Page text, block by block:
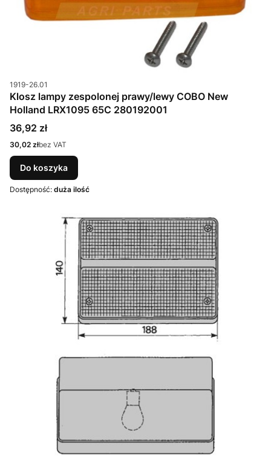
Kod produktu
1919-26.01
Klosz lampy zespolonej prawy/lewy COBO New
Holland LRX1095 65C 280192001
Cena
36,92 zł
Cena
30,02 złbez VAT
Do koszyka
Dostępność: duża ilość